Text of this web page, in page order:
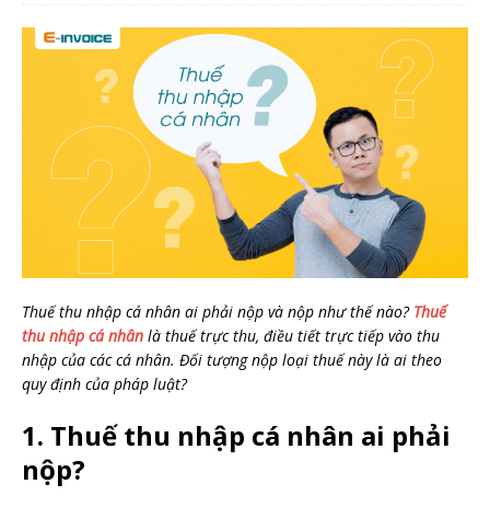
Thuế thu nhập cá nhân ai phải nộp và nộp như thế nào? Thuế
thu nhập cá nhân là thuế trực thu, điều tiết trực tiếp vào thu
nhập của các cá nhân. Đối tượng nộp loại thuế này là ai theo
quy định của pháp luật?
1. Thuế thu nhập cá nhân ai phải
nộp?